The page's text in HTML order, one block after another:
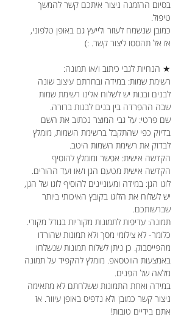
בסיום ההזמנה ניצור איתכם קשר להמשך
טיפול.
כמובן שנשמח לעזור ולייעץ גם באופן טלפוני,
אז אל תהססו ליצור קשר. :)
★ הנחיות לגבי כיתוב ו/או תמונה:
רשימת שמות: במידה ובחרתם עיצוב שונה
לבנים ובנות יש לשלוח אלינו רשימת שמות
שבה ההפרדה בין בנים לבנות ברורה.
שם פרטי: על גבי המוצר נכתוב את השם
בדיוק כפי שהתקבל ברשימת השמות, מומלץ
לבדוק את רשימת השמות היטב.
הקדשה אישית: אפשר ומומלץ להוסיף
הקדשה אישית מטעם הגן ו/או ועד ההורים.
לוגו הגן: במידה ומעוניינים להוסיף לוגו של הגן,
יש לשלוח את הלוגו בקובץ האיכותי ביותר
שברשותכם.
תמונה: עדיפות לתמונות מקוריות בגודל מקורי.
כלומר- לא צילומי מסך ולא תמונות שהורדו
מהפייסבוק. כן ניתן לשלוח תמונות שנשלחו
באמצעות הווטסאפ. מומלץ להקפיד על תמונה
מלאה של הפנים.
במידה ואחת התמונות ששלחתם לא מתאימה
ניצור קשר כמובן ולא נדפיס באופן עיוור. אז
אתם בידיים טובות!